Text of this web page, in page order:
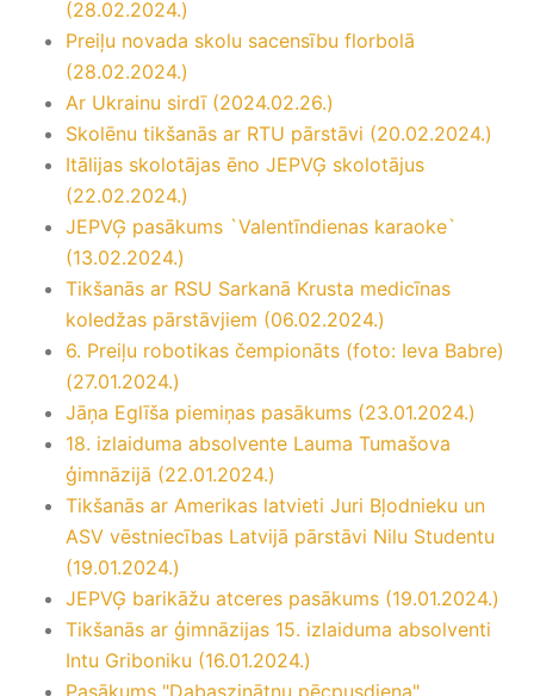
(28.02.2024.)
Preiļu novada skolu sacensību florbolā
(28.02.2024.)
Ar Ukrainu sirdī (2024.02.26.)
Skolēnu tikšanās ar RTU pārstāvi (20.02.2024.)
Itālijas skolotājas ēno JEPVĢ skolotājus
(22.02.2024.)
JEPVĢ pasākums `Valentīndienas karaoke`
(13.02.2024.)
Tikšanās ar RSU Sarkanā Krusta medicīnas
koledžas pārstāvjiem (06.02.2024.)
6. Preiļu robotikas čempionāts (foto: Ieva Babre)
(27.01.2024.)
Jāņa Eglīša piemiņas pasākums (23.01.2024.)
18. izlaiduma absolvente Lauma Tumašova
ģimnāzijā (22.01.2024.)
Tikšanās ar Amerikas latvieti Juri Bļodnieku un
ASV vēstniecības Latvijā pārstāvi Nilu Studentu
(19.01.2024.)
JEPVĢ barikāžu atceres pasākums (19.01.2024.)
Tikšanās ar ģimnāzijas 15. izlaiduma absolventi
Intu Griboniku (16.01.2024.)
Pasākums "Dabaszinātņu pēcpusdiena"